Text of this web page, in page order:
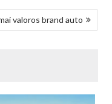
valoros brand auto